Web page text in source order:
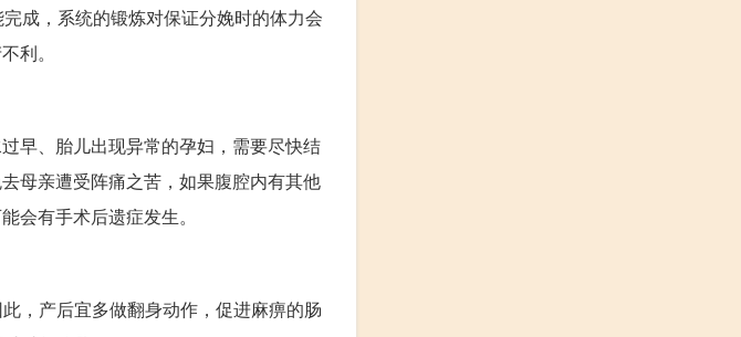
成，系统的锻炼对保证分娩时的体力会
利。
早、胎儿出现异常的孕妇，需要尽快结
母亲遭受阵痛之苦，如果腹腔内有其他
会有手术后遗症发生。
，产后宜多做翻身动作，促进麻痹的肠